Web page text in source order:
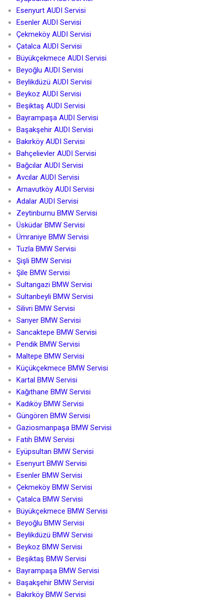
Esenyurt AUDI Servisi
Esenler AUDI Servisi
Çekmeköy AUDI Servisi
Çatalca AUDI Servisi
Büyükçekmece AUDI Servisi
Beyoğlu AUDI Servisi
Beylikdüzü AUDI Servisi
Beykoz AUDI Servisi
Beşiktaş AUDI Servisi
Bayrampaşa AUDI Servisi
Başakşehir AUDI Servisi
Bakırköy AUDI Servisi
Bahçelievler AUDI Servisi
Bağcılar AUDI Servisi
Avcılar AUDI Servisi
Arnavutköy AUDI Servisi
Adalar AUDI Servisi
Zeytinburnu BMW Servisi
Üsküdar BMW Servisi
Ümraniye BMW Servisi
Tuzla BMW Servisi
Şişli BMW Servisi
Şile BMW Servisi
Sultangazi BMW Servisi
Sultanbeyli BMW Servisi
Silivri BMW Servisi
Sarıyer BMW Servisi
Sancaktepe BMW Servisi
Pendik BMW Servisi
Maltepe BMW Servisi
Küçükçekmece BMW Servisi
Kartal BMW Servisi
Kağıthane BMW Servisi
Kadıköy BMW Servisi
Güngören BMW Servisi
Gaziosmanpaşa BMW Servisi
Fatih BMW Servisi
Eyüpsultan BMW Servisi
Esenyurt BMW Servisi
Esenler BMW Servisi
Çekmeköy BMW Servisi
Çatalca BMW Servisi
Büyükçekmece BMW Servisi
Beyoğlu BMW Servisi
Beylikdüzü BMW Servisi
Beykoz BMW Servisi
Beşiktaş BMW Servisi
Bayrampaşa BMW Servisi
Başakşehir BMW Servisi
Bakırköy BMW Servisi